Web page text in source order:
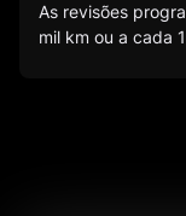
As revisões
mil km ou a cada